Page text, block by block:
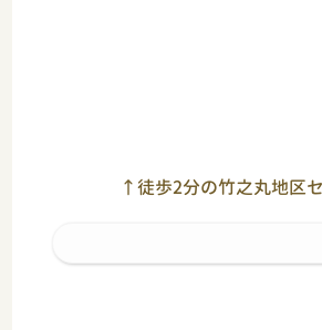
↑徒歩2分の竹之丸地区